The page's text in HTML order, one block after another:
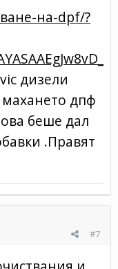
на-dpf/?
дизели
дпф
беше дал
.Правят
#7